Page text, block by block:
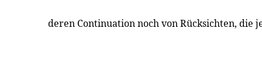
deren Continuation noch von Rücksichten, die